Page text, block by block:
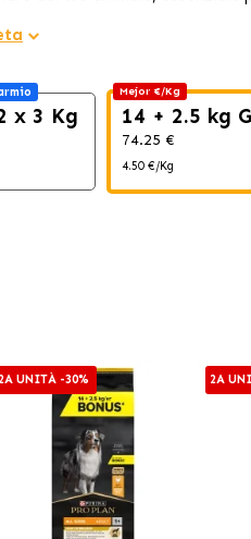
x 3 Kg
Mejor €/Kg
14 + 2.5 kg
74.25 €
4.50 €/Kg
2A UNITÀ -30% 2A